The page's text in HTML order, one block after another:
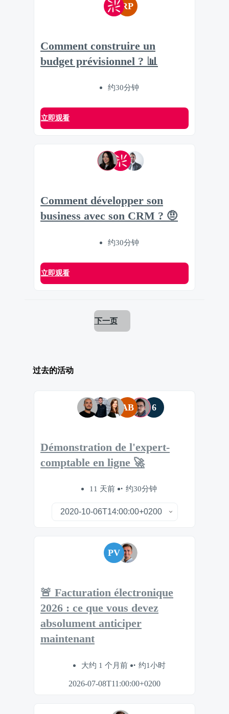
RP
Comment construire un
budget prévisionnel ? 📊
约30分钟
立即观看
Comment développer son
business avec son CRM ? 🤨
约30分钟
立即观看
下一页
过去的活动
AB 6
Démonstration de l'expert-
comptable en ligne 🚀
11 天前 约30分钟
PV
🚨 Facturation électronique
2026 : ce que vous devez
absolument anticiper
maintenant
大约 1 个月前 约1小时
2026-07-08T11:00:00+0200